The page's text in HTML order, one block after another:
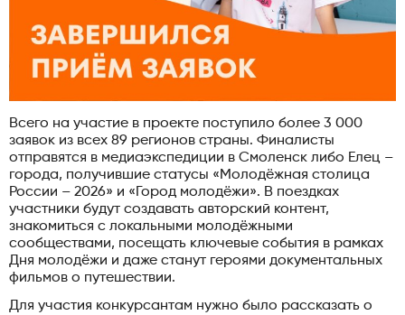
Всего на участие в проекте поступило более 3 000
заявок из всех 89 регионов страны. Финалисты
отправятся в медиаэкспедиции в Смоленск либо Елец –
города, получившие статусы «Молодёжная столица
России – 2026» и «Город молодёжи». В поездках
участники будут создавать авторский контент,
знакомиться с локальными молодёжными
сообществами, посещать ключевые события в рамках
Дня молодёжи и даже станут героями документальных
фильмов о путешествии.
Для участия конкурсантам нужно было рассказать о